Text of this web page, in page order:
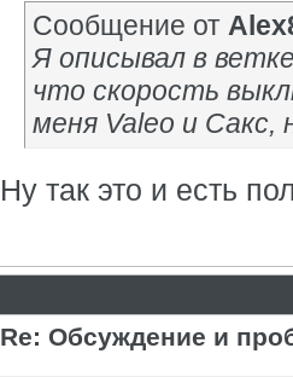
Сообщение от
Я описывал в
что скорость
меня Valeo и Сакс,
Ну так это и есть
Re: Обсуждение и